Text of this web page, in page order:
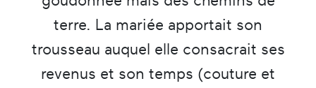
terre. La mariée apportait son
trousseau auquel elle consacrait ses
revenus et son temps (couture et